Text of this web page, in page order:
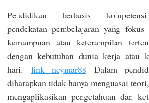
Pendidikan berbasis
pendekatan pembelajaran yang fokus
kemampuan atau keterampilan
dengan kebutuhan dunia kerja atau
hari. link neymar88 Dalam
diharapkan tidak hanya menguasai
mengaplikasikan pengetahuan dan